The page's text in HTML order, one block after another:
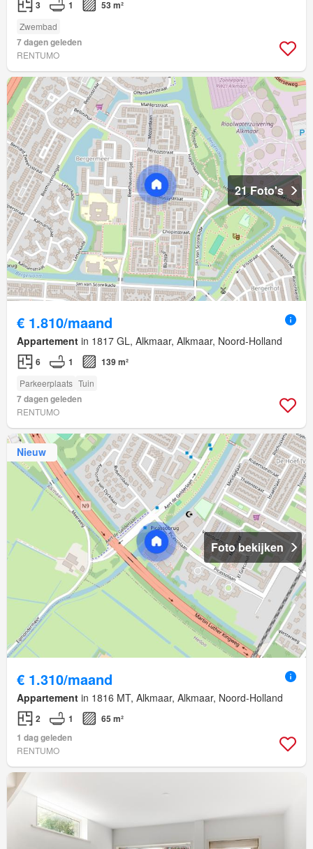
3 1 53 m²
Zwembad
7 dagen geleden
RENTUMO
21 Foto's
€ 1.810/maand
Appartement in 1817 GL, Alkmaar, Alkmaar, Noord-Holland
6 1 139 m²
Parkeerplaats Tuin
7 dagen geleden
RENTUMO
Nieuw
Foto bekijken
€ 1.310/maand
Appartement in 1816 MT, Alkmaar, Alkmaar, Noord-Holland
2 1
65 m²
1 dag geleden
RENTUMO